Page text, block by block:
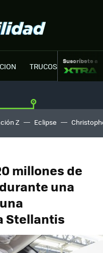
TRUCOS MOTOR
Suscríbete a
Z Eclipse
millones de
una
Stellantis